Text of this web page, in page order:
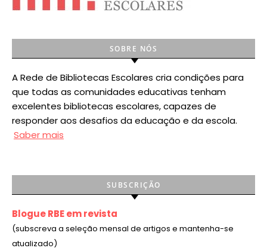
SOBRE NÓS
A Rede de Bibliotecas Escolares cria condições para
que todas as comunidades educativas tenham
excelentes bibliotecas escolares, capazes de
responder aos desafios da educação e da escola.
Saber mais
SUBSCRIÇÃO
Blogue RBE em revista
(subscreva a seleção mensal de artigos e mantenha-se
atualizado)